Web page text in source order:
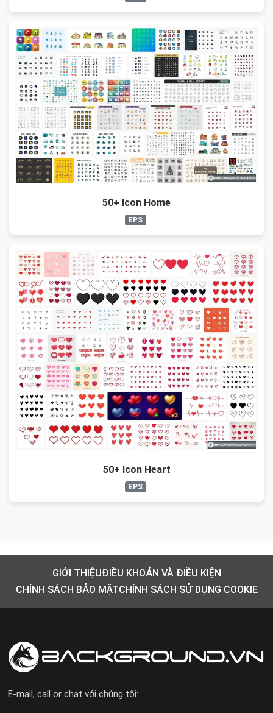
50+ Icon Home
EPS
50+ Icon Heart
EPS
GIỚI THIỆUĐIỀU KHOẢN VÀ ĐIỀU KIỆN
CHÍNH SÁCH BẢO MẬTCHÍNH SÁCH SỬ DỤNG COOKIE
E-mail, call or chat với chúng tôi: